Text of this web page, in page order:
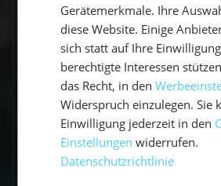
Gibt es Flottillen?
Wie viele Seemeilen
einer Woche?
Welche Sprache wird an
gesprochen?
Gerätemerkmale. Ihre
diese Website. Einige
sich statt auf Ihre
berechtigte Interessen
das Recht, in den
Widerspruch einzulegen. Sie
Einwilligung jederzeit in den
Einstellungen widerrufen.
Datenschutzrichtlinie